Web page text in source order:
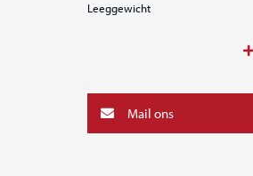
Leeggewicht
Mail ons